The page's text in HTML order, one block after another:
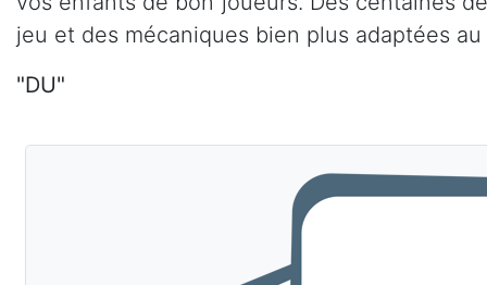
jeu et des mécaniques bien plus adaptées
"DU"